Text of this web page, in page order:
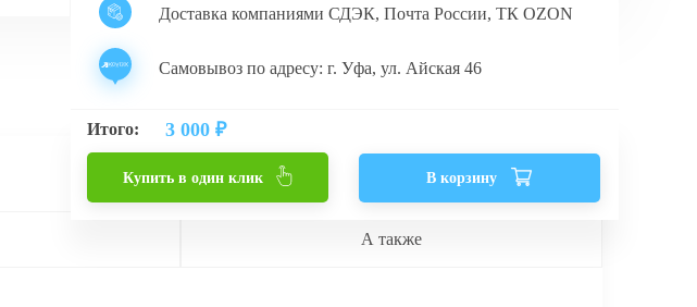
Доставка компаниями СДЭК, Почта России, ТК OZON
Самовывоз по адресу: г. Уфа, ул. Айская 46
Итого: 3 000 ₽
Купить в один клик В корзину
А также